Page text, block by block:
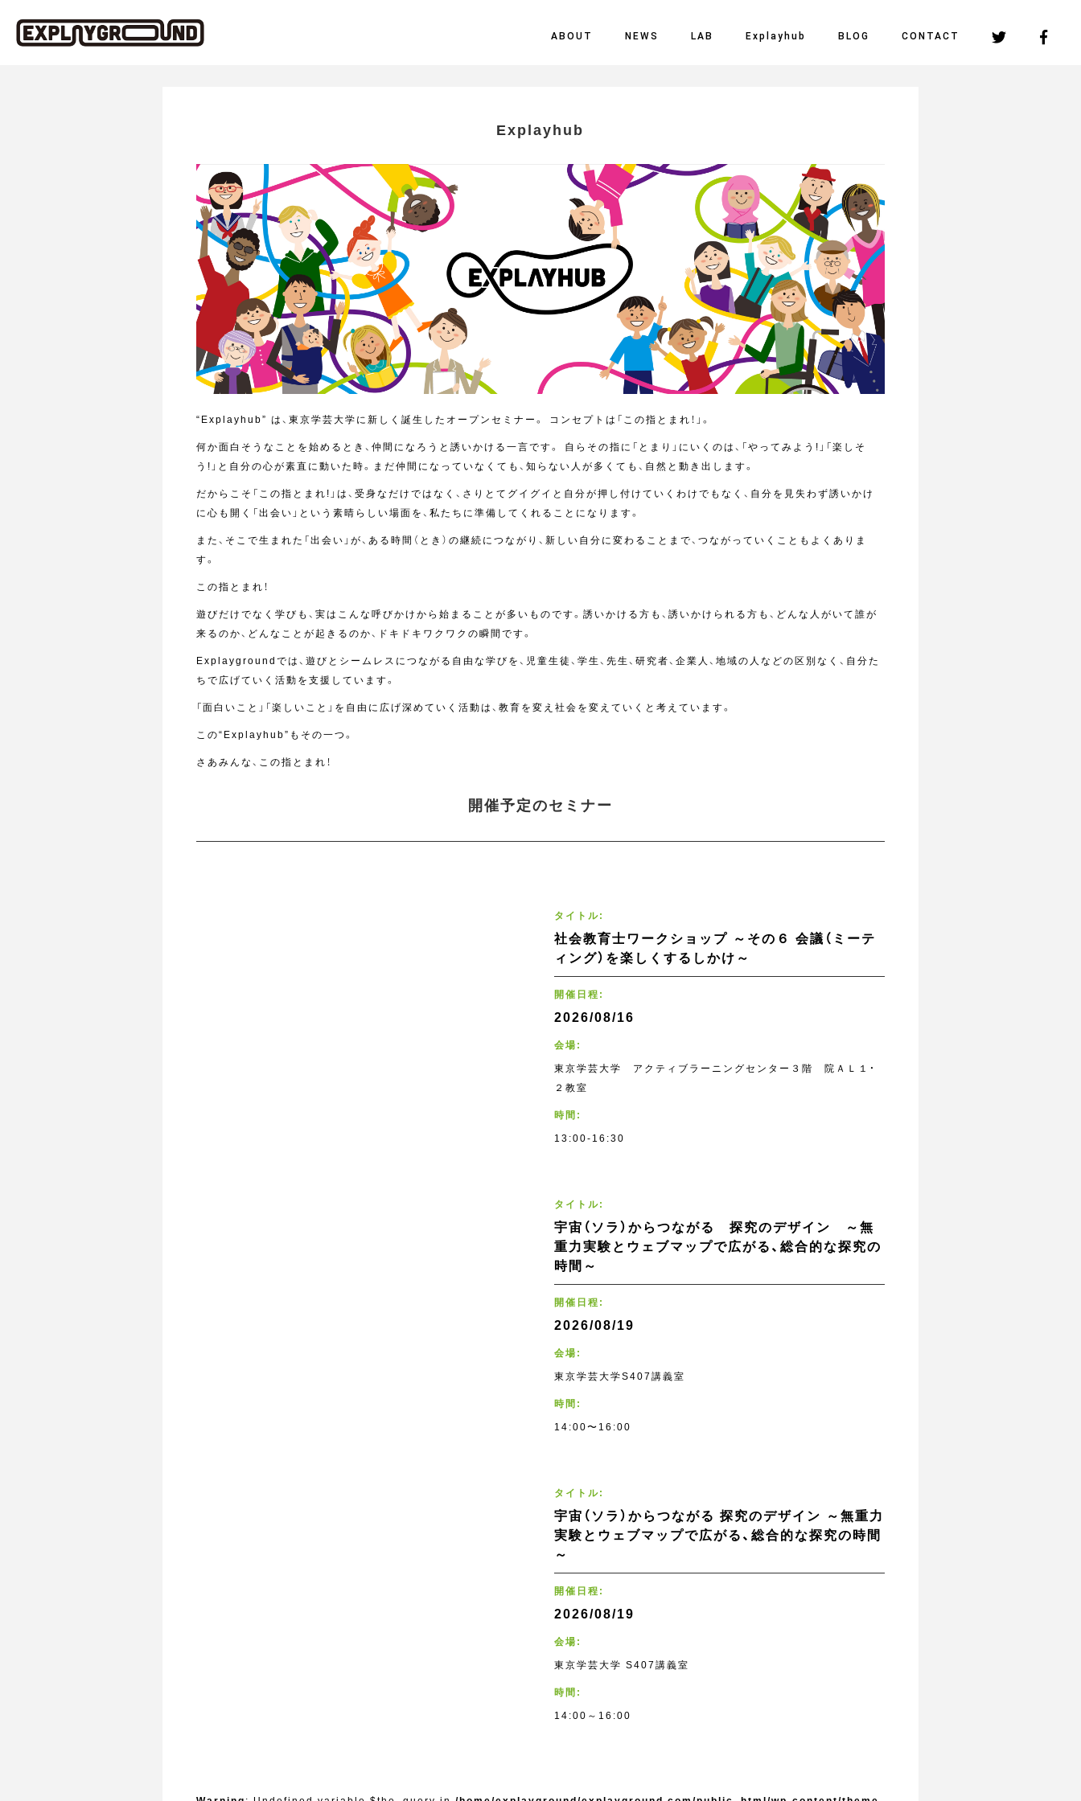
ABOUT NEWS LAB Explayhub BLOG CONTACT
Explayhub
“Explayhub” は、東京学芸大学に新しく誕生したオープンセミナー。 コンセプトは「この指とまれ！」。
何か面白そうなことを始めるとき、仲間になろうと誘いかける一言です。 自らその指に「とまり」にいくのは、「やってみよう!」「楽しそ
う!」と自分の心が素直に動いた時。まだ仲間になっていなくても、知らない人が多くても、自然と動き出します。
だからこそ「この指とまれ!」は、受身なだけではなく、さりとてグイグイと自分が押し付けていくわけでもなく、自分を見失わず誘いかけ
に心も開く「出会い」という素晴らしい場面を、私たちに準備してくれることになります。
また、そこで生まれた「出会い」が、ある時間（とき）の継続につながり、新しい自分に変わることまで、つながっていくこともよくありま
す。
この指とまれ！
遊びだけでなく学びも、実はこんな呼びかけから始まることが多いものです。誘いかける方も、誘いかけられる方も、どんな人がいて誰が
来るのか、どんなことが起きるのか、ドキドキワクワクの瞬間です。
Explaygroundでは、遊びとシームレスにつながる自由な学びを、児童生徒、学生、先生、研究者、企業人、地域の人などの区別なく、自分た
ちで広げていく活動を支援しています。
「面白いこと」「楽しいこと」を自由に広げ深めていく活動は、教育を変え社会を変えていくと考えています。
この“Explayhub”もその一つ。
さあみんな、この指とまれ！
開催予定のセミナー
タイトル:
社会教育士ワークショップ ～その６ 会議（ミーテ
ィング）を楽しくするしかけ～
開催日程:
2026/08/16
会場:
東京学芸大学 アクティブラーニングセンター３階 院ＡＬ１・
２教室
時間:
13:00-16:30
タイトル:
宇宙（ソラ）からつながる 探究のデザイン ～無
重力実験とウェブマップで広がる、総合的な探究の
時間～
開催日程:
2026/08/19
会場:
東京学芸大学S407講義室
時間:
14:00〜16:00
タイトル:
宇宙（ソラ）からつながる 探究のデザイン ～無重力
実験とウェブマップで広がる、総合的な探究の時間
～
開催日程:
2026/08/19
会場:
東京学芸大学 S407講義室
時間:
14:00～16:00